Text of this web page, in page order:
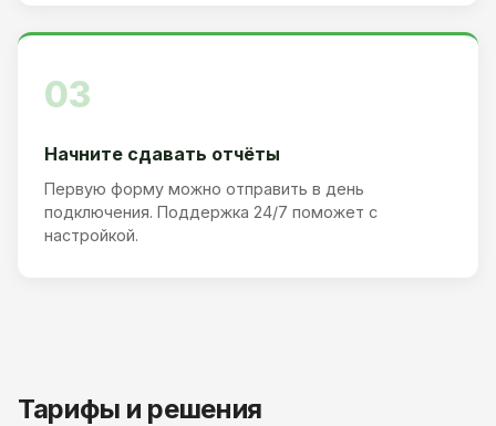
03
Начните сдавать отчёты
Первую форму можно отправить в день
подключения. Поддержка 24/7 поможет с
настройкой.
Тарифы и решения